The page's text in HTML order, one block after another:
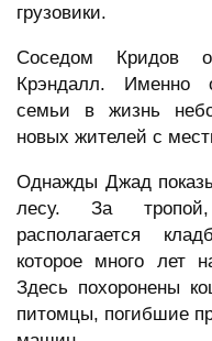
грузовики.
Соседом Кридов
Крэндалл. Именно
семьи в жизнь
новых жителей с
Однажды Джад
лесу. За
располагается
которое много лет
Здесь похоронены
питомцы, погибшие